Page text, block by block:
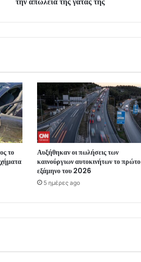
το
Αυξήθηκαν οι πωλήσεις των
καινούργιων αυτοκινήτων το πρώτο
εξάμηνο του 2026
5 ημέρες ago